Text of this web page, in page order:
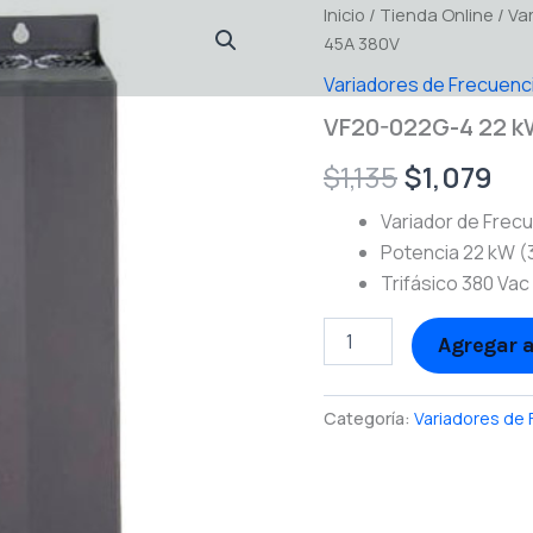
Inicio / Tienda Online /
45A 380V
Variadores de
VF20-022G-4 22
$1,135
El
precio
original
era:
$1,135.
$1,079
El
Variador de
Potencia 22 kW
Trifásico 380 Vac
VF20-
022G-
4
22
(30
45A
cantidad
Agregar
Categoría: Variadores de